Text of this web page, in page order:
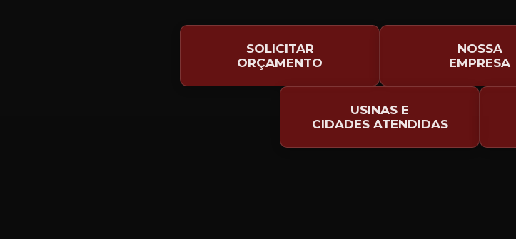
SOLICITAR
ORÇAMENTO
NOSSA
EMPRESA
USINAS E
CIDADES ATENDIDAS